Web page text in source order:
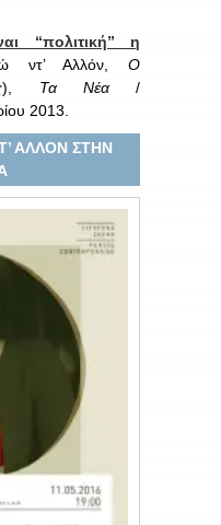
“πολιτική” η
Αλλόν, Ο
), Τα Νέα /
2013.
ΑΛΛΟΝ ΣΤΗΝ